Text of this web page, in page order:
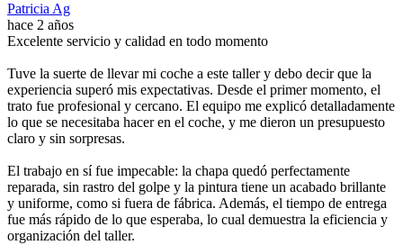
Patricia Ag
hace 2 años
Excelente servicio y calidad en todo momento
Tuve la suerte de llevar mi coche a este taller y debo decir que la
experiencia superó mis expectativas. Desde el primer momento, el
trato fue profesional y cercano. El equipo me explicó detalladamente
lo que se necesitaba hacer en el coche, y me dieron un presupuesto
claro y sin sorpresas.
El trabajo en sí fue impecable: la chapa quedó perfectamente
reparada, sin rastro del golpe y la pintura tiene un acabado brillante
y uniforme, como si fuera de fábrica. Además, el tiempo de entrega
fue más rápido de lo que esperaba, lo cual demuestra la eficiencia y
organización del taller.